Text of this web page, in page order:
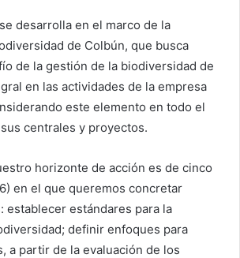
desarrolla en el marco de la
de Colbún, que busca
de la gestión de la biodiversidad de
en las actividades de la empresa
este elemento en todo el
centrales y proyectos.
horizonte de acción es de cinco
en el que queremos concretar
establecer estándares para la
definir enfoques para
a partir de la evaluación de los